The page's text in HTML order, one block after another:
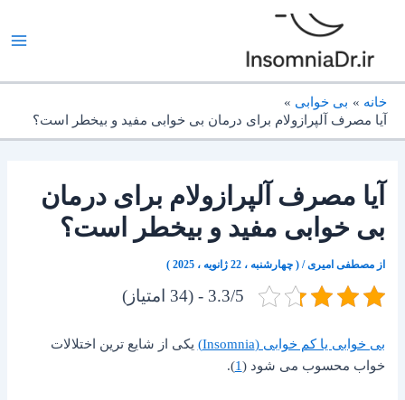
خانه
بی خوابی
آیا مصرف آلپرازولام برای درمان بی خوابی مفید و بیخطر است؟
آیا مصرف آلپرازولام برای درمان
بی خوابی مفید و بیخطر است؟
از مصطفی امیری/( چهارشنبه ، 22 ژانویه ، 2025 )
3.3/5 - (34 امتیاز)
بی خوابی یا کم خوابی (Insomnia)
یکی از شایع ترین اختلالات
خواب محسوب می شود (1
).